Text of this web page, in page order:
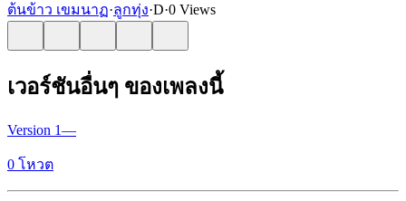
ต้นข้าว เขมนาฏ·ลูกทุ่ง·D·0 Views
เวอร์ชันอื่นๆ ของเพลงนี้
Version 1—
0 โหวต